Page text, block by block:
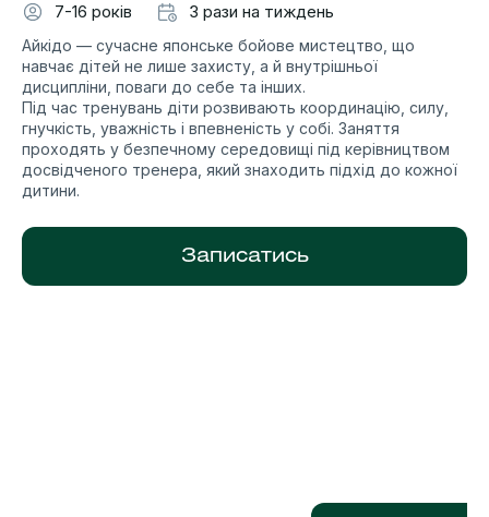
7-16 років
3 рази на тиждень
Айкідо — сучасне японське бойове мистецтво, що
навчає дітей не лише захисту, а й внутрішньої
дисципліни, поваги до себе та інших.
Під час тренувань діти розвивають координацію, силу,
гнучкість, уважність і впевненість у собі. Заняття
проходять у безпечному середовищі під керівництвом
досвідченого тренера, який знаходить підхід до кожної
дитини.
Записатись